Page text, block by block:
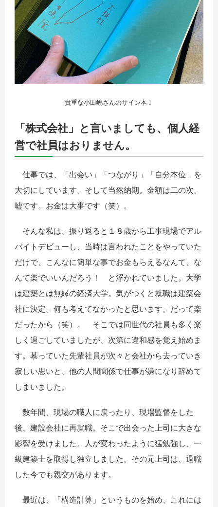
貴重な小田嶋さんのサイン本！
「株式会社」と言いましても、 個人経
営で社員はおりません。
仕事では、「出会い」「つながり」「自分本位」を
大切にしています。そして当然納期。金額は二の次。
嘘です。お金は大事です（笑）。
そんな私は、振り返ると１８歳から工事現場でアル
バイトデビューし、当時は言われたことをやっていた
だけで、こんなに簡単な事でお金もらえるなんて、な
んて楽でいいんだろう！ と浮かれていました。大学
は建築とは無縁の経済大学。気がつくと就職は建築会
社に決定。何も考えてなかったと思います。だって楽
だったから（笑）。 そこでは同世代の社員も多く楽
しく過ごしていましたが、次第に違和感を覚え始めま
す。慕っていた先輩社員が次々と会社から去っていき
寂しい思いと、他の人間関係で仕事が嫌になり辞めて
しまいました。
数年間、現場の職人に戻ったり、現場監督をした
後、建設会社に再就職。そこで出会った上司に大きな
影響を受けました。人が変わったように猛勉強し、一
級建築士を取得し独立しました。その元上司は、退職
した今でも親交があります。
最近は、「構造計算」というものを始め、これには